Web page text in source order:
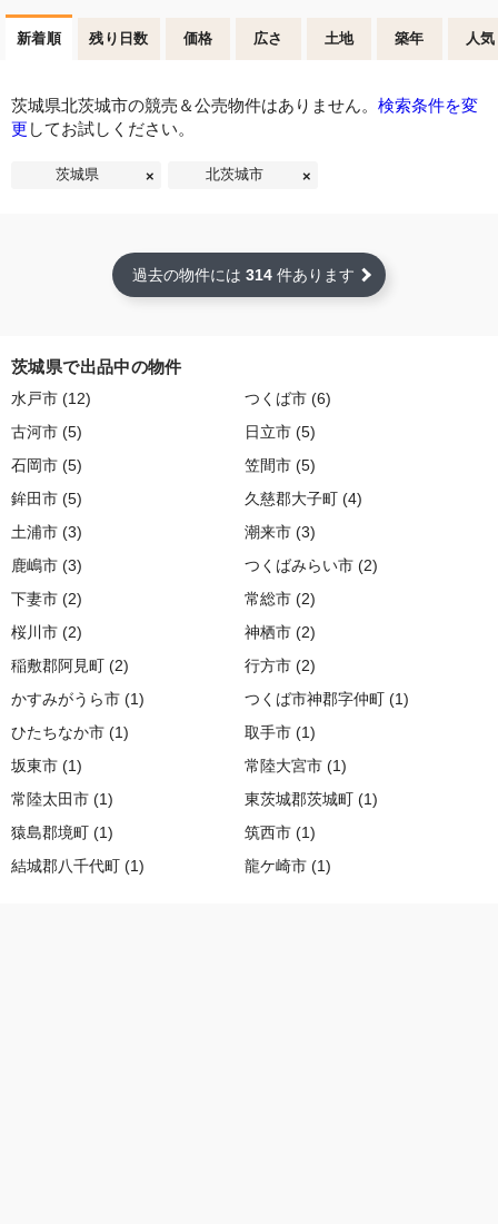
新着順 残り日数 価格 広さ 土地 築年 人気
茨城県北茨城市の競売＆公売物件はありません。 検索条件を変
更 してお試しください。
茨城県 北茨城市
過去の物件には 314 件あります
茨城県で出品中の物件
水戸市 (12) つくば市 (6)
古河市 (5) 日立市 (5)
石岡市 (5) 笠間市 (5)
鉾田市 (5) 久慈郡大子町 (4)
土浦市 (3) 潮来市 (3)
鹿嶋市 (3) つくばみらい市 (2)
下妻市 (2) 常総市 (2)
桜川市 (2) 神栖市 (2)
稲敷郡阿見町 (2) 行方市 (2)
かすみがうら市 (1) つくば市神郡字仲町 (1)
ひたちなか市 (1) 取手市 (1)
坂東市 (1) 常陸大宮市 (1)
常陸太田市 (1) 東茨城郡茨城町 (1)
猿島郡境町 (1) 筑西市 (1)
結城郡八千代町 (1) 龍ケ崎市 (1)